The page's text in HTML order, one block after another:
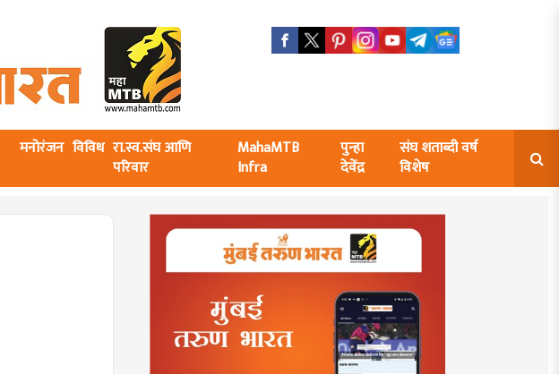
मनोरंजन विविध रा.स्व.संघ आणि
परिवार
MahaMTB
Infra
पुन्हा
देवेंद्र
संघ शताब्दी वर्ष
विशेष